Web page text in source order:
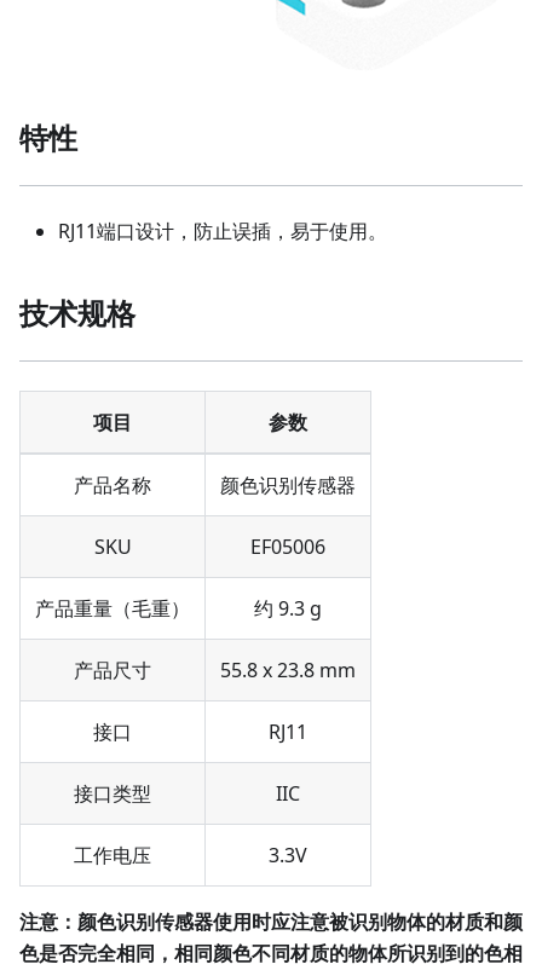
特性
RJ11端口设计，防止误插，易于使用。
技术规格
项目 参数
产品名称 颜色识别传感器
SKU EF05006
产品重量（毛重） 约 9.3 g
产品尺寸 55.8 x 23.8 mm
接口 RJ11
接口类型 IIC
工作电压 3.3V
注意：颜色识别传感器使用时应注意被识别物体的材质和颜
色是否完全相同，相同颜色不同材质的物体所识别到的色相